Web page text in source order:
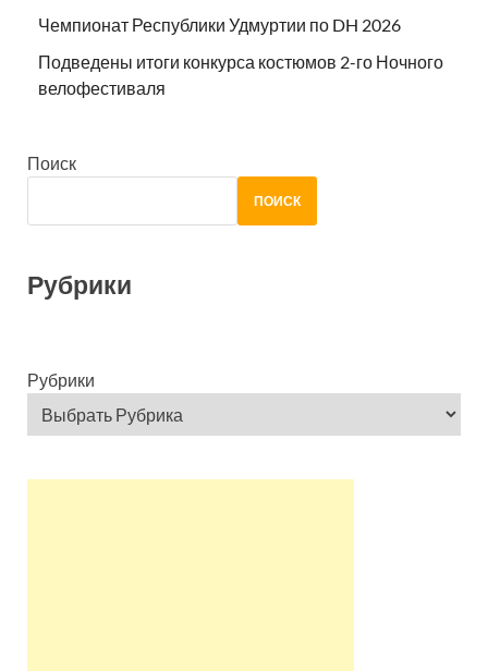
Чемпионат Республики Удмуртии по DH 2026
Подведены итоги конкурса костюмов 2-го Ночного
велофестиваля
Поиск
ПОИСК
Рубрики
Рубрики